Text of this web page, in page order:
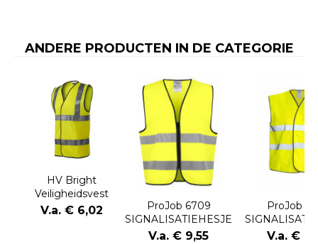
ANDERE PRODUCTEN IN DE CATEGORIE
HV Bright
Veiligheidsvest
uniseks
V.a. € 6,02
ProJob 6709
SIGNALISATIEHESJE
EN ISO 20471
V.a. € 9,55
ProJob
EN ISO
V.a. €